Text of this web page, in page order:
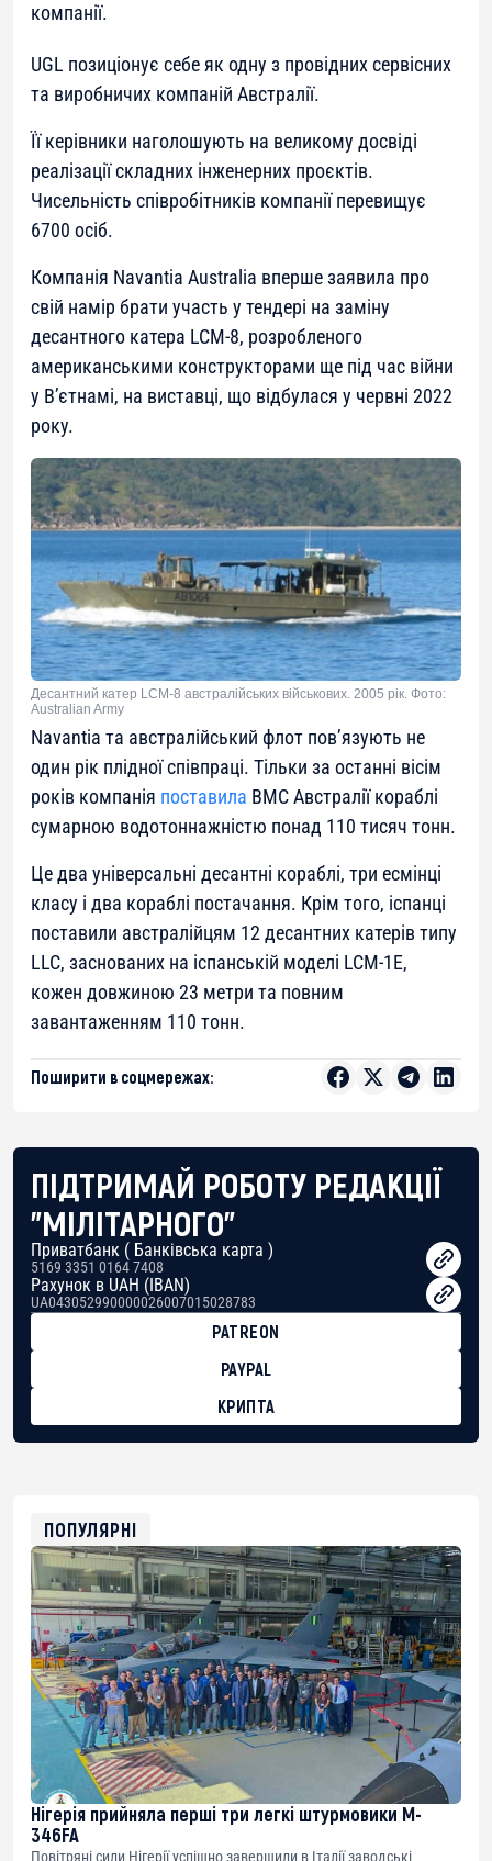
компанії.
UGL позиціонує себе як одну з провідних сервісних
та виробничих компаній Австралії.
Її керівники наголошують на великому досвіді
реалізації складних інженерних проєктів.
Чисельність співробітників компанії перевищує
6700 осіб.
Компанія Navantia Australia вперше заявила про
свій намір брати участь у тендері на заміну
десантного катера LCM-8, розробленого
американськими конструкторами ще під час війни
у ​​В’єтнамі, на виставці, що відбулася у червні 2022
року.
Десантний катер LCM-8 австралійських військових. 2005 рік. Фото:
Australian Army
Navantia та австралійський флот пов’язують не
один рік плідної співпраці. Тільки за останні вісім
років компанія поставила ВМС Австралії кораблі
сумарною водотоннажністю понад 110 тисяч тонн.
Це два універсальні десантні кораблі, три есмінці
класу і два кораблі постачання. Крім того, іспанці
поставили австралійцям 12 десантних катерів типу
LLC, заснованих на іспанській моделі LCM-1E,
кожен довжиною 23 метри та повним
завантаженням 110 тонн.
Поширити в соцмережах:
ПІДТРИМАЙ РОБОТУ РЕДАКЦІЇ
"МІЛІТАРНОГО"
Приватбанк ( Банківська карта )
5169 3351 0164 7408
Рахунок в UAH (IBAN)
UA043052990000026007015028783
PATREON
PAYPAL
КРИПТА
0xfD02863D3289416fcF50975c9DFda13623f97758
ПОПУЛЯРНІ
Нігерія прийняла перші три легкі штурмовики M-
346FA
Повітряні сили Нігерії успішно завершили в Італії заводські